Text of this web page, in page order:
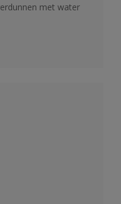
met water